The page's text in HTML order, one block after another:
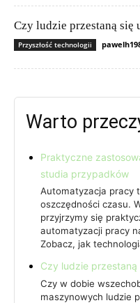
Czy ludzie przestaną się
Przyszłość technologii
Warto
Praktyczne
studia przypadków
Automatyzacja pracy
oszczędności czasu.
przyjrzymy się
automatyzacji pracy
Zobacz, jak
Czy ludzie
Czy w dobie
maszynowych ludzie